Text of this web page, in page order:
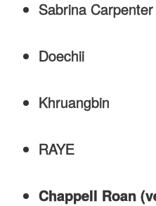
Sabrina Carpenter
Doechii
Khruangbin
RAYE
Chappell Roan